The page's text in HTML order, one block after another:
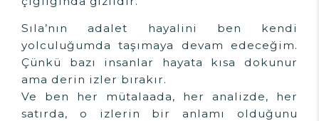
Sıla’nın adalet hayalini ben kendi
yolculuğumda taşımaya devam edeceğim.
Çünkü bazı insanlar hayata kısa dokunur
ama derin izler bırakır.
Ve ben her mütalaada, her analizde, her
satırda, o izlerin bir anlamı olduğunu